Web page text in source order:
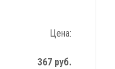
Цена:
367 руб.